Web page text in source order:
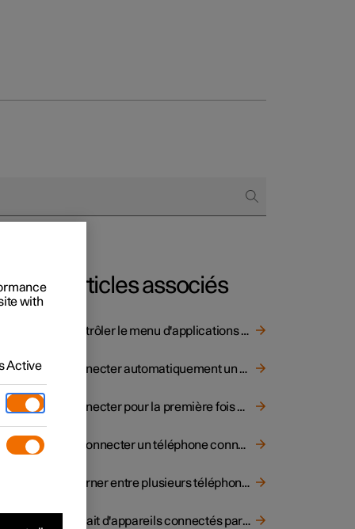
en nature
n'est
Articles associés
Contrôler le menu d'applications sur l'écran conducteur
Connecter automatiquement un téléphone à la voiture au moyen de Bluetooth
Connecter pour la première fois un téléphone à la voiture au moyen de Bluetooth
Déconnecter un téléphone connecté par Bluetooth
Alterner entre plusieurs téléphones connectés par Bluetooth
Retrait d'appareils connectés par Bluetooth
with
Active